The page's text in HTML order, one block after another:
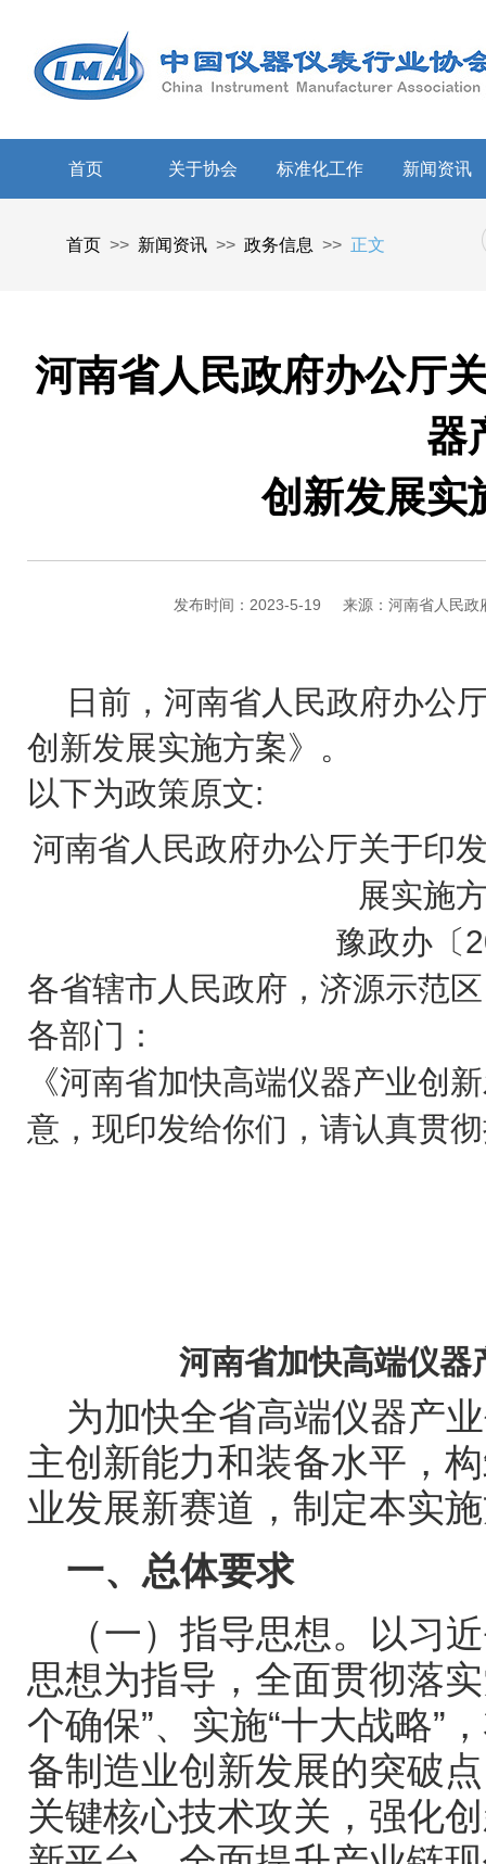
首页 关于协会 标准化工作 新闻资讯
首页 >> 新闻资讯 >> 政务信息 >> 正文
河南省人民政府办公厅
器
创新发展实
发布时间：2023-5-19 来源：河南省人民政
日前，河南省人民政府办公
创新发展实施方案》。
以下为政策原文:
河南省人民政府办公厅关于印
展实施
豫政办〔
各省辖市人民政府，济源示范
各部门：
《河南省加快高端仪器产业创
意，现印发给你们，请认真贯
河南省加快高端仪器
为加快全省高端仪器产
主创新能力和装备水平，
业发展新赛道，制定本实
一、总体要求
（一）指导思想。以习
思想为指导，全面贯彻落
个确保”、实施“十大战略”
备制造业创新发展的突破
关键核心技术攻关，强化